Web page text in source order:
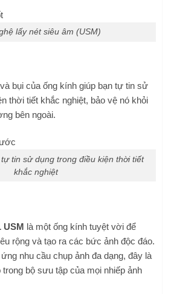
lấy nét siêu âm (USM)
bụi của ống kính giúp bạn tự tin sử
thời tiết khắc nghiệt, bảo vệ nó khỏi
bên ngoài.
tin sử dụng trong điều kiện thời tiết
khắc nghiệt
USM là một ống kính tuyệt vời để
rộng và tạo ra các bức ảnh độc đáo.
nhu cầu chụp ảnh đa dạng, đây là
bộ sưu tập của mọi nhiếp ảnh